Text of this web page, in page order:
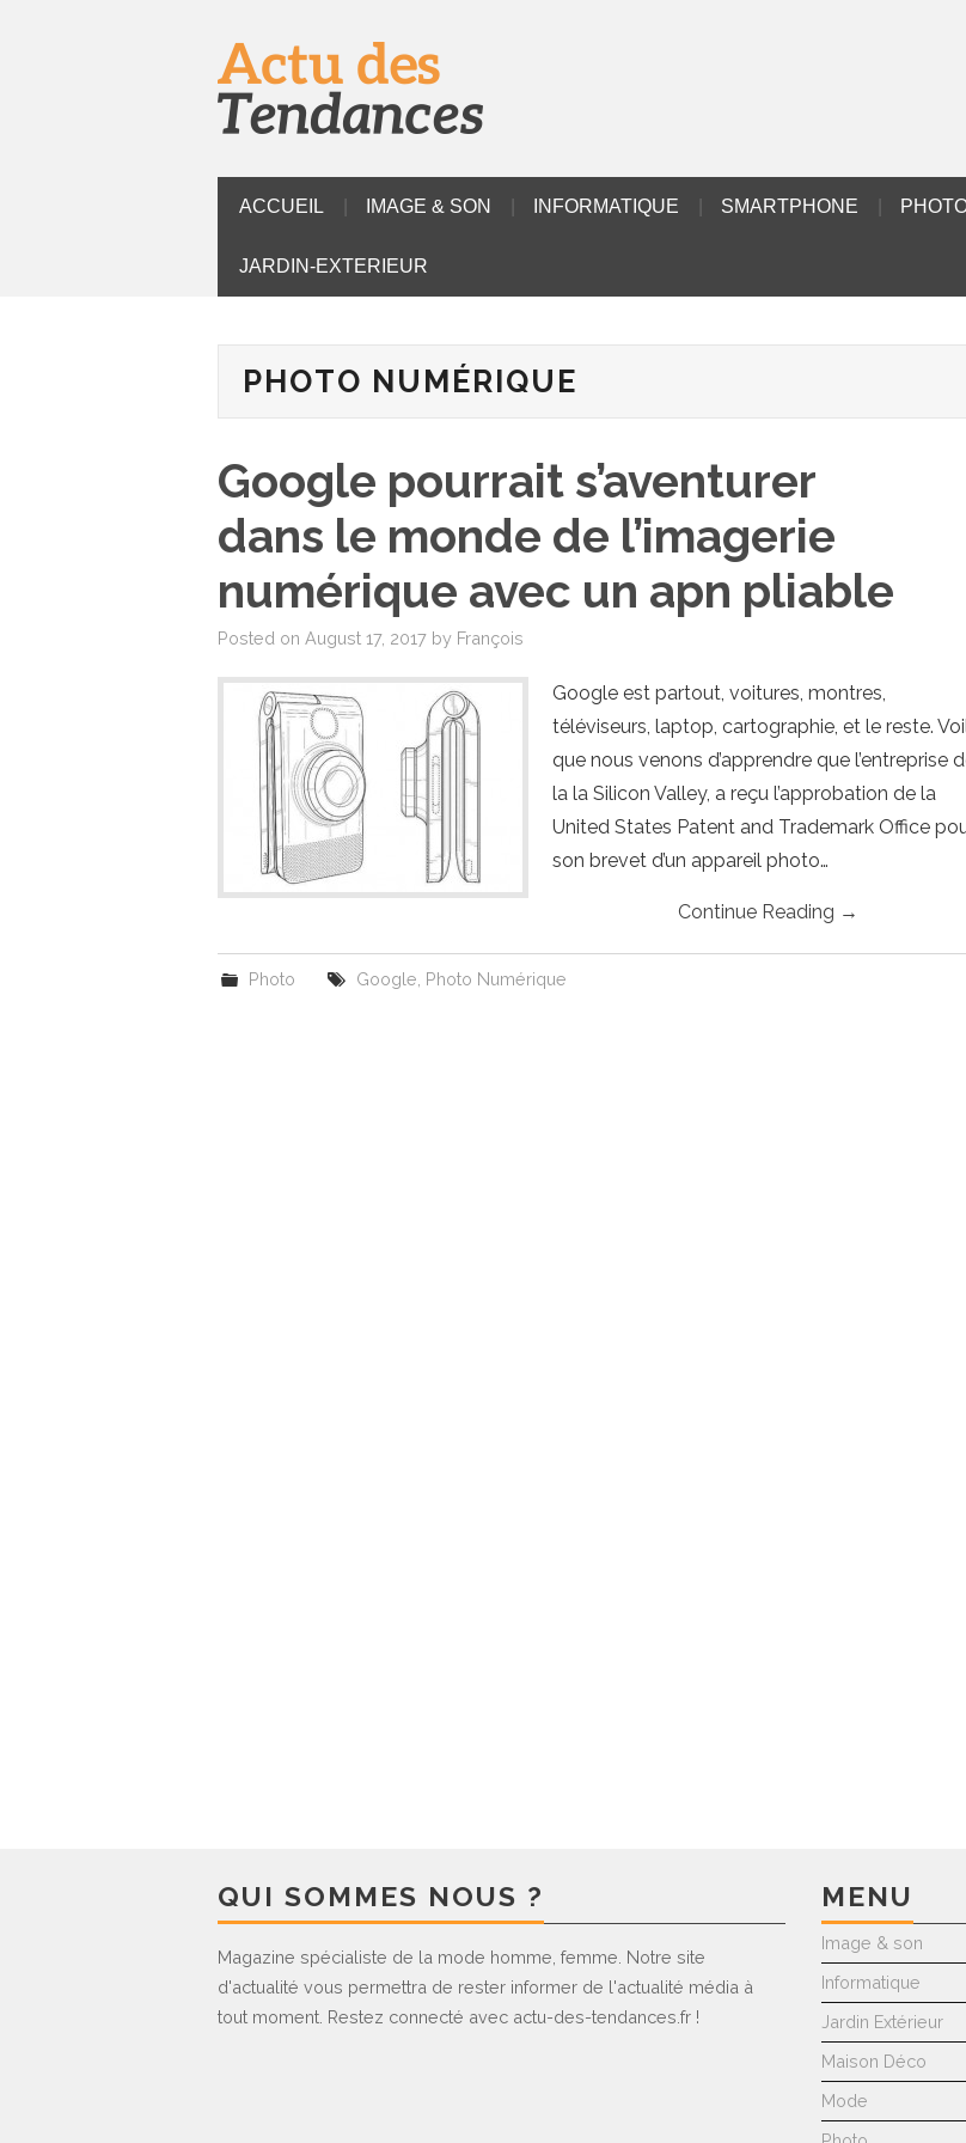
ACCUEIL IMAGE & SON INFORMATIQUE SMARTPHONE
JARDIN-EXTERIEUR
PHOTO NUMÉRIQUE
Google pourrait s’aventurer
dans le monde de l’imagerie
numérique avec un apn pliable
Posted on August 17, 2017 by François
Google est partout, voitures, montres,
téléviseurs, laptop, cartographie, et le reste.
que nous venons d’apprendre que l’entreprise
la la Silicon Valley, a reçu l’approbation de la
United States Patent and Trademark Office
son brevet d’un appareil photo…
Continue Reading →
Photo Google Photo Numérique
QUI SOMMES NOUS ?
Magazine spécialiste de la mode homme, femme. Notre site
d'actualité vous permettra de rester informer de l'actualité média à
tout moment. Restez connecté avec actu-des-tendances.fr !
MENU
Image & son
Informatique
Jardin Extérieur
Maison Déco
Mode